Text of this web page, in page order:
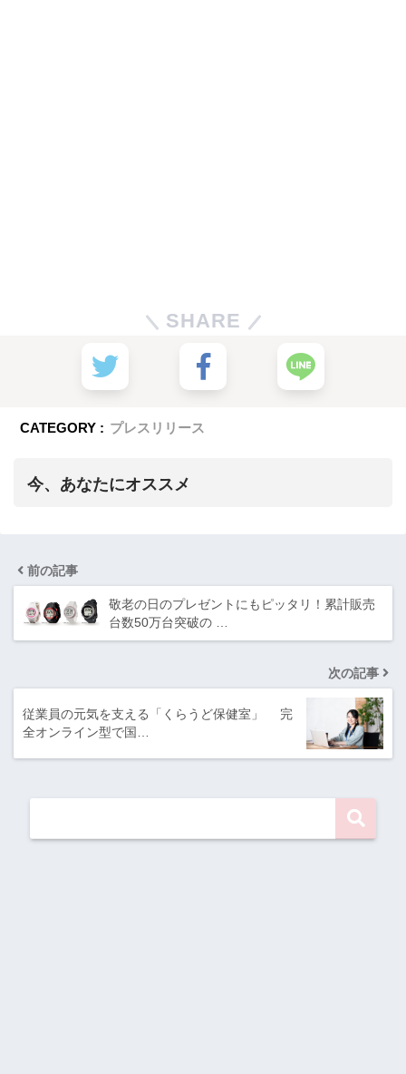
SHARE
CATEGORY : プレスリリース
今、あなたにオススメ
前の記事
敬老の日のプレゼントにもピッタリ！累計販売
台数50万台突破の …
次の記事
従業員の元気を支える「くらうど保健室」 完
全オンライン型で国…